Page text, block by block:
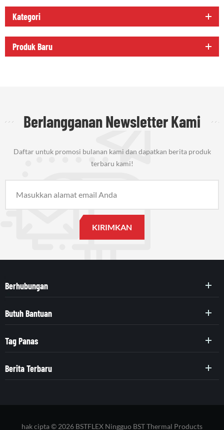
Kategori
Produk Baru
Berlangganan Newsletter Kami
Daftar untuk promosi bulanan kami dan dapatkan berita produk
terbaru kami!
Berhubungan
Butuh Bantuan
Tag Panas
Berita Terbaru
hak cipta © 2026 BSTFLEX Ningguo BST Thermal Products